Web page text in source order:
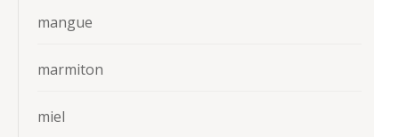
mangue
marmiton
miel